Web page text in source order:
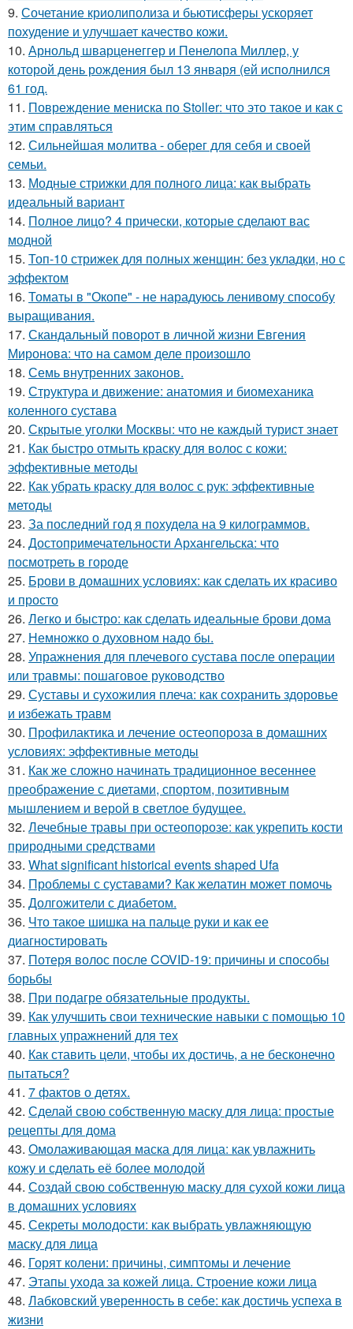
9. Сочетание криолиполиза и бьютисферы ускоряет
похудение и улучшает качество кожи.
10. Арнольд шварценеггер и Пенелопа Миллер, у
которой день рождения был 13 января (ей исполнился
61 год.
11. Повреждение мениска по Stoller: что это такое и как с
этим справляться
12. Сильнейшая молитва - оберег для себя и своей
семьи.
13. Модные стрижки для полного лица: как выбрать
идеальный вариант
14. Полное лицо? 4 прически, которые сделают вас
модной
15. Топ-10 стрижек для полных женщин: без укладки, но с
эффектом
16. Томаты в "Окопе" - не нарадуюсь ленивому способу
выращивания.
17. Скандальный поворот в личной жизни Евгения
Миронова: что на самом деле произошло
18. Семь внутренних законов.
19. Структура и движение: анатомия и биомеханика
коленного сустава
20. Скрытые уголки Москвы: что не каждый турист знает
21. Как быстро отмыть краску для волос с кожи:
эффективные методы
22. Как убрать краску для волос с рук: эффективные
методы
23. За последний год я похудела на 9 килограммов.
24. Достопримечательности Архангельска: что
посмотреть в городе
25. Брови в домашних условиях: как сделать их красиво
и просто
26. Легко и быстро: как сделать идеальные брови дома
27. Немножко о духовном надо бы.
28. Упражнения для плечевого сустава после операции
или травмы: пошаговое руководство
29. Суставы и сухожилия плеча: как сохранить здоровье
и избежать травм
30. Профилактика и лечение остеопороза в домашних
условиях: эффективные методы
31. Как же сложно начинать традиционное весеннее
преображение с диетами, спортом, позитивным
мышлением и верой в светлое будущее.
32. Лечебные травы при остеопорозе: как укрепить кости
природными средствами
33. What significant historical events shaped Ufa
34. Проблемы с суставами? Как желатин может помочь
35. Долгожители с диабетом.
36. Что такое шишка на пальце руки и как ее
диагностировать
37. Потеря волос после COVID-19: причины и способы
борьбы
38. При подагре обязательные продукты.
39. Как улучшить свои технические навыки с помощью 10
главных упражнений для тех
40. Как ставить цели, чтобы их достичь, а не бесконечно
пытаться?
41. 7 фактов о детях.
42. Сделай свою собственную маску для лица: простые
рецепты для дома
43. Омолаживающая маска для лица: как увлажнить
кожу и сделать её более молодой
44. Создай свою собственную маску для сухой кожи лица
в домашних условиях
45. Секреты молодости: как выбрать увлажняющую
маску для лица
46. Горят колени: причины, симптомы и лечение
47. Этапы ухода за кожей лица. Строение кожи лица
48. Лабковский уверенность в себе: как достичь успеха в
жизни